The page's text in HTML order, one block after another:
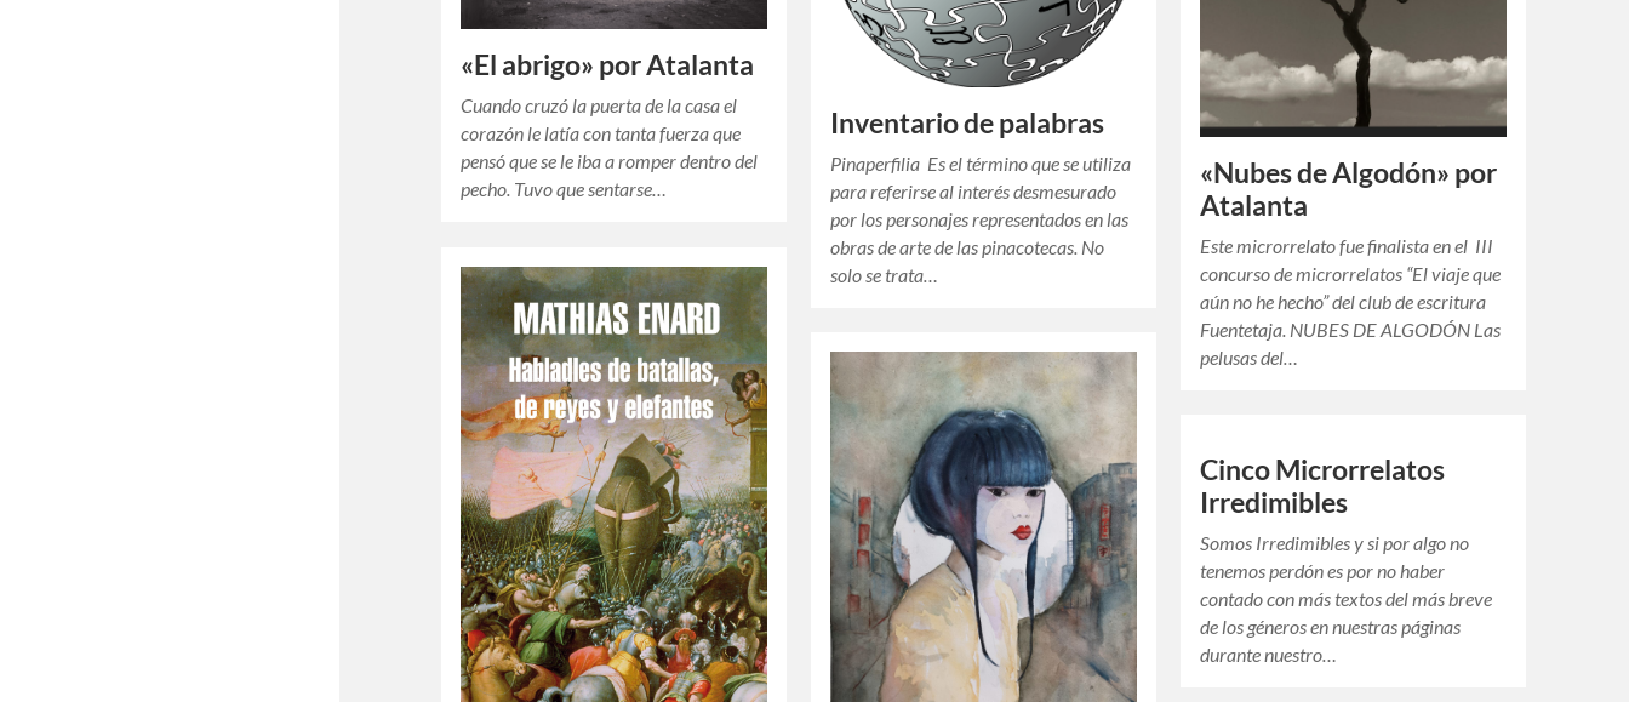
Inventario de palabras
Pinaperfilia Es el término que se utiliza
para referirse al interés desmesurado
por los personajes representados en las
obras de arte de las pinacotecas. No
solo se trata…
«El abrigo» por Atalanta
Cuando cruzó la puerta de la casa el
corazón le latía con tanta fuerza que
pensó que se le iba a romper dentro del
pecho. Tuvo que sentarse…
«Nubes de Algodón» por
Atalanta
Este microrrelato fue finalista en el III
concurso de microrrelatos “El viaje que
aún no he hecho” del club de escritura
Fuentetaja. NUBES DE ALGODÓN Las
pelusas del…
Cinco Microrrelatos
Irredimibles
Somos Irredimibles y si por algo no
tenemos perdón es por no haber
contado con más textos del más breve
de los géneros en nuestras páginas
durante nuestro…